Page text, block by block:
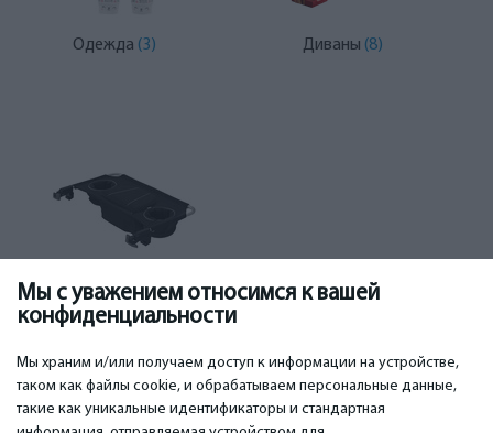
Мы с уважением относимся к вашей
конфиденциальности
Мы храним и/или получаем доступ к информации на устройстве,
таком как файлы cookie, и обрабатываем персональные данные,
такие как уникальные идентификаторы и стандартная
Одежда (3) Диваны (8)
Аксессуары(33)